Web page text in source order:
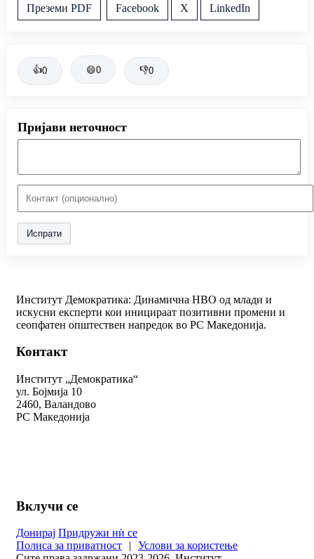
Преземи PDF Facebook X LinkedIn
👍0 😄0 👎0
Пријави неточност
Испрати
Институт Демократика: Динамична НВО од млади и
искусни експерти кои иницираат позитивни промени и
сеопфатен општествен напредок во РС Македонија.
Контакт
Институт „Демократика“
ул. Бојмија 10
2460, Валандово
РС Македонија
Вклучи се
Донирај Придружи нѝ се
Полиса за приватност
|
Услови за користење